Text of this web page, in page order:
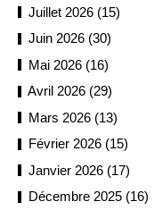
Juillet 2026 (15)
Juin 2026 (30)
Mai 2026 (16)
Avril 2026 (29)
Mars 2026 (13)
Février 2026 (15)
Janvier 2026 (17)
Décembre 2025 (16)